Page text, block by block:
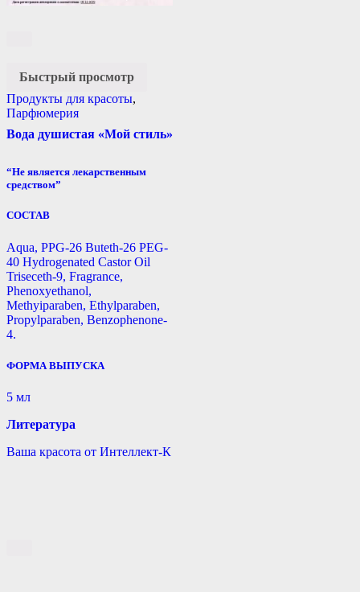
Быстрый просмотр
Продукты для красоты,
Парфюмерия
Вода душистая «Мой стиль»
“Не является лекарственным
средством”
СОСТАВ
Aqua, PPG-26 Buteth-26 PEG-
40 Hydrogenated Castor Oil
Triseceth-9, Fragrance,
Phenoxyethanol,
Methyiparaben, Ethylparaben,
Propylparaben, Benzophenone-
4.
ФОРМА ВЫПУСКА
5 мл
Литература
Ваша красота от Интеллект-К